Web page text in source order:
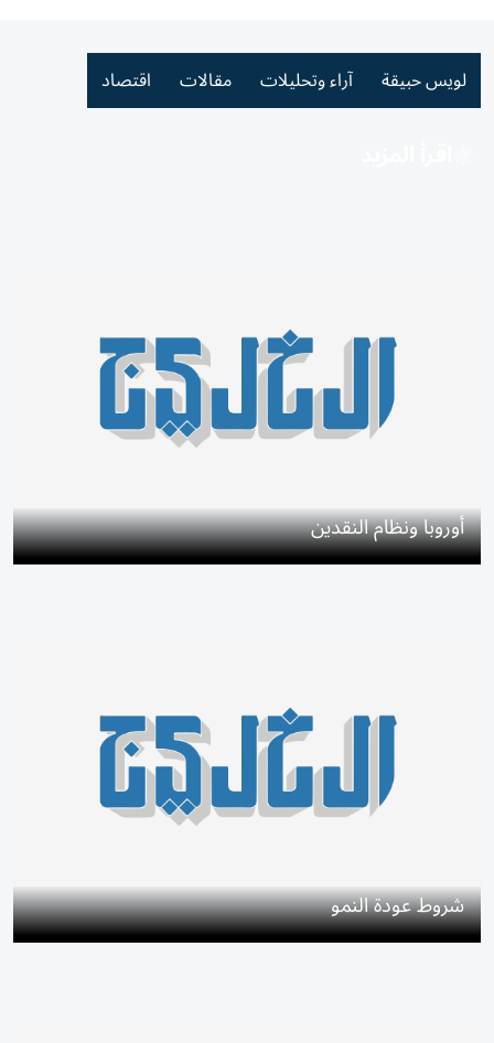
لويس حبيقة آراء وتحليلات مقالات اقتصاد
أوروبا ونظام النقدين
شروط عودة النمو